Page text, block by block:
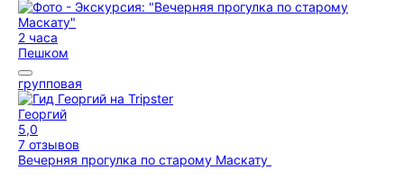
2 часа
Пешком
групповая
Георгий
5,0
7 отзывов
Вечерняя прогулка по старому Маскату